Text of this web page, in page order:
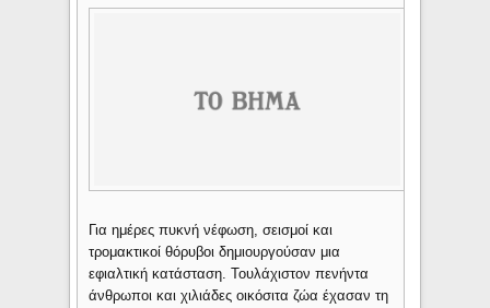
Για ημέρες πυκνή νέφωση, σεισμοί και
τρομακτικοί θόρυβοι δημιουργούσαν μια
εφιαλτική κατάσταση. Τουλάχιστον πενήντα
άνθρωποι και χιλιάδες οικόσιτα ζώα έχασαν τη